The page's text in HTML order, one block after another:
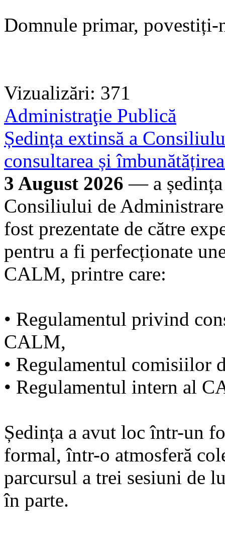
Domnule primar, povestiți-
Vizualizări: 371
Administraţie Publică
Ședința extinsă a
consultarea și
3 August 2026 — a
Consiliului de
fost prezentate de către
pentru a fi perfecționate
CALM, printre care:
• Regulamentul privind
CALM,
• Regulamentul comisiilor
• Regulamentul intern al
Ședința a avut loc într-un
formal, într-o atmosferă
parcursul a trei sesiuni de
în parte.